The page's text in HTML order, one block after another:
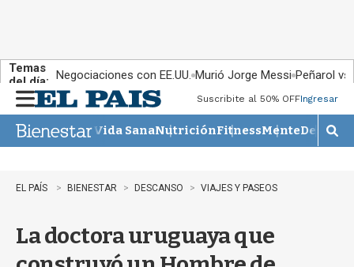
Temas
del día: Negociaciones con EE.UU. Murió Jorge Messi Peñarol
n
u
Suscribite al 50% OFFIngresar
Vida SanaNutriciónFitnessMente
M
o
EL PAÍS BIENESTAR DESCANSO VIAJES Y PASEOS
La doctora uruguaya que